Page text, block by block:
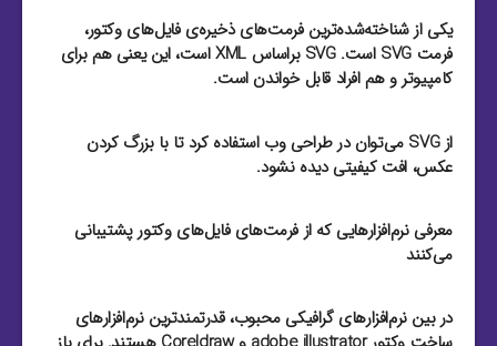
یکی از شناخته‌شده‌ترین فرمت‌های ذخیره‌ی فایل‌های وکتور،
فرمت SVG است. SVG براساس XML است، این یعنی هم برای
کامپیوتر و هم افراد قابل خواندن است.
از SVG می‌توان در طراحی وب استفاده کرد تا با بزرگ کردن
عکس، افت کیفیتی دیده نشود.
معرفی نرم‌افزارهایی که از فرمت‌های فایل‌های وکتور پشتیبانی
می‌کنند
در بین نرم‌افزارهای گرافیکی محبوب، قدرتمند‌ترین نرم‌افزارهای